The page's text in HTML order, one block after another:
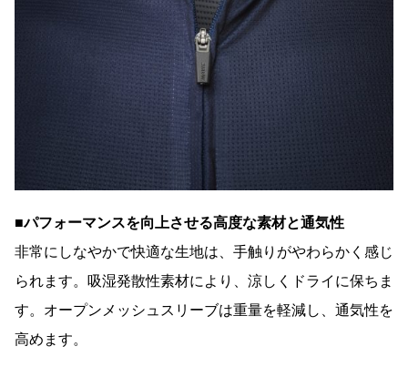
■パフォーマンスを向上させる高度な素材と通気性
非常にしなやかで快適な生地は、手触りがやわらかく感じ
られます。吸湿発散性素材により、涼しくドライに保ちま
す。オープンメッシュスリーブは重量を軽減し、通気性を
高めます。